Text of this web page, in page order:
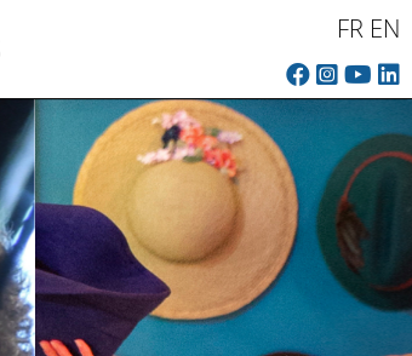
FR EN